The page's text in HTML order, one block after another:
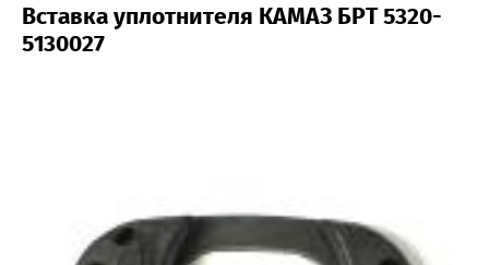
Вставка уплотнителя КАМАЗ БРТ 5320-
5130027